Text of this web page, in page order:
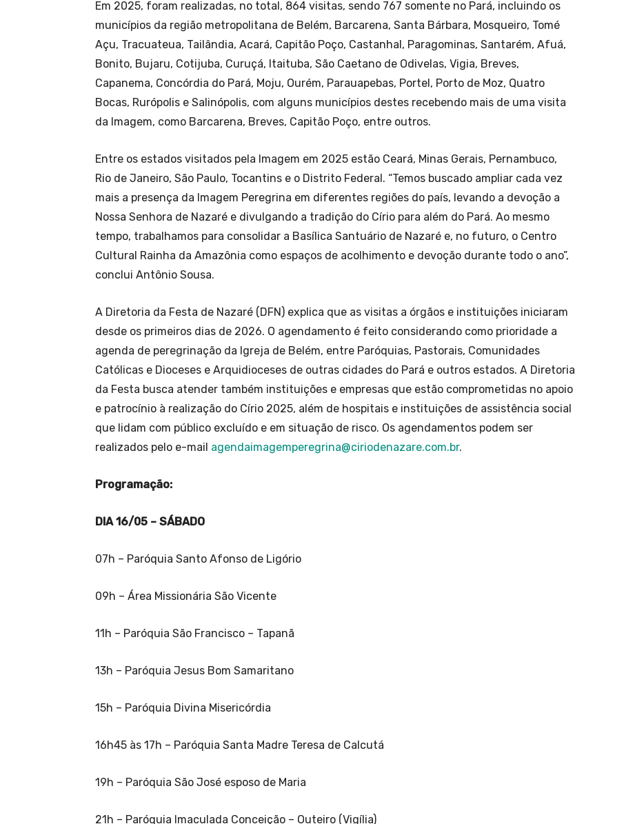
Em 2025, foram realizadas, no total, 864 visitas, sendo 767 somente no Pará, incluindo os
municípios da região metropolitana de Belém, Barcarena, Santa Bárbara, Mosqueiro, Tomé
Açu, Tracuateua, Tailândia, Acará, Capitão Poço, Castanhal, Paragominas, Santarém, Afuá,
Bonito, Bujaru, Cotijuba, Curuçá, Itaituba, São Caetano de Odivelas, Vigia, Breves,
Capanema, Concórdia do Pará, Moju, Ourém, Parauapebas, Portel, Porto de Moz, Quatro
Bocas, Rurópolis e Salinópolis, com alguns municípios destes recebendo mais de uma visita
da Imagem, como Barcarena, Breves, Capitão Poço, entre outros.
Entre os estados visitados pela Imagem em 2025 estão Ceará, Minas Gerais, Pernambuco,
Rio de Janeiro, São Paulo, Tocantins e o Distrito Federal. “Temos buscado ampliar cada vez
mais a presença da Imagem Peregrina em diferentes regiões do país, levando a devoção a
Nossa Senhora de Nazaré e divulgando a tradição do Círio para além do Pará. Ao mesmo
tempo, trabalhamos para consolidar a Basílica Santuário de Nazaré e, no futuro, o Centro
Cultural Rainha da Amazônia como espaços de acolhimento e devoção durante todo o ano”,
conclui Antônio Sousa.
A Diretoria da Festa de Nazaré (DFN) explica que as visitas a órgãos e instituições iniciaram
desde os primeiros dias de 2026. O agendamento é feito considerando como prioridade a
agenda de peregrinação da Igreja de Belém, entre Paróquias, Pastorais, Comunidades
Católicas e Dioceses e Arquidioceses de outras cidades do Pará e outros estados. A Diretoria
da Festa busca atender também instituições e empresas que estão comprometidas no apoio
e patrocínio à realização do Círio 2025, além de hospitais e instituições de assistência social
que lidam com público excluído e em situação de risco. Os agendamentos podem ser
realizados pelo e-mail agendaimagemperegrina@ciriodenazare.com.br.
Programação:
DIA 16/05 – SÁBADO
07h – Paróquia Santo Afonso de Ligório
09h – Área Missionária São Vicente
11h – Paróquia São Francisco – Tapanã
13h – Paróquia Jesus Bom Samaritano
15h – Paróquia Divina Misericórdia
16h45 às 17h – Paróquia Santa Madre Teresa de Calcutá
19h – Paróquia São José esposo de Maria
21h – Paróquia Imaculada Conceição – Outeiro (Vigília)